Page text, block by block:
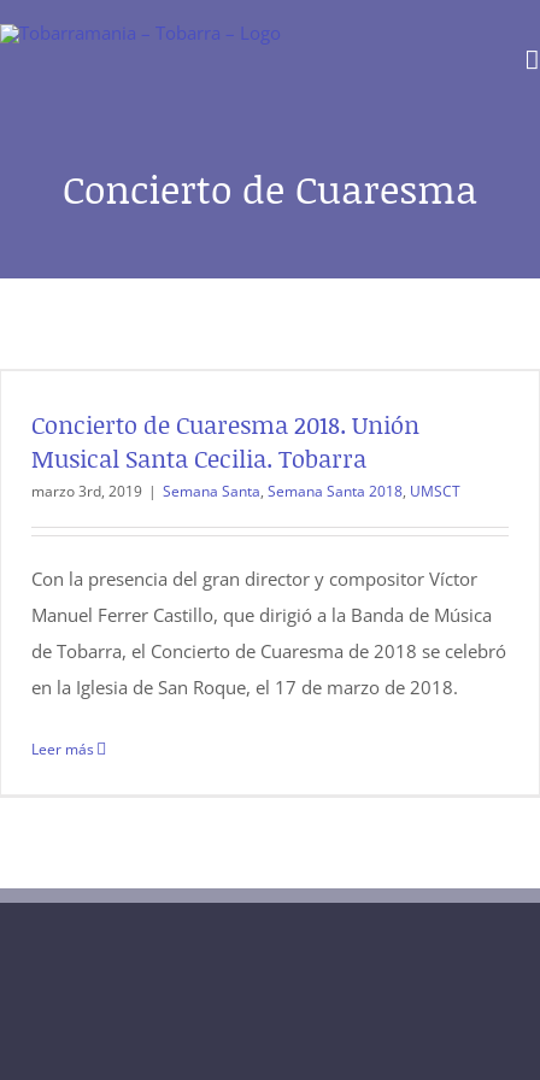
Concierto de Cuaresma
Concierto de Cuaresma 2018. Unión
Musical Santa Cecilia. Tobarra
marzo 3rd, 2019 | Semana Santa, Semana Santa 2018, UMSCT
Con la presencia del gran director y compositor Víctor
Manuel Ferrer Castillo, que dirigió a la Banda de Música
de Tobarra, el Concierto de Cuaresma de 2018 se celebró
en la Iglesia de San Roque, el 17 de marzo de 2018.
Leer más